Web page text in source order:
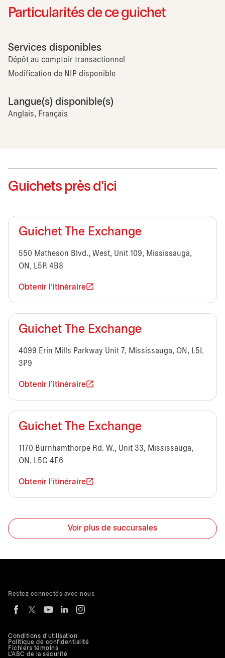
Particularités de ce guichet
Services disponibles
Dépôt au comptoir transactionnel
Modification de NIP disponible
Langue(s) disponible(s)
Anglais, Français
Guichets près d'ici
Guichet The Exchange
550 Matheson Blvd., West, Unit 109, Mississauga,
ON, L5R 4B8
Obtenir l'itinéraire
Guichet The Exchange
4099 Erin Mills Parkway Unit 7, Mississauga, ON, L5L
3P9
Obtenir l'itinéraire
Guichet The Exchange
1170 Burnhamthorpe Rd. W., Unit 33, Mississauga,
ON, L5C 4E6
Obtenir l'itinéraire
Voir plus de succursales
Conditions d'utilisation
Politique de confidentialité
Fichiers témoins
L'ABC de la sécurité
Restez connectés avec nous